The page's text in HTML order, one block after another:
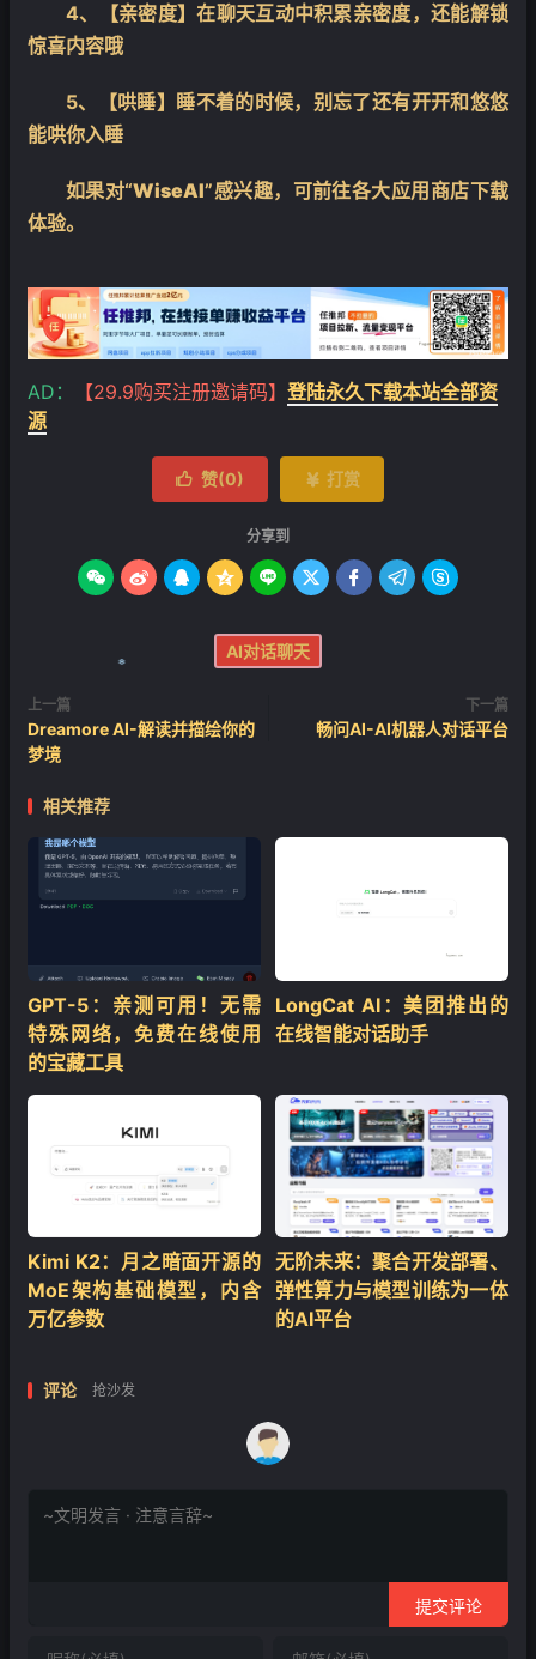
4、【亲密度】在聊天互动中积累亲密度，还能解锁
惊喜内容哦
5、【哄睡】睡不着的时候，别忘了还有开开和悠悠
能哄你入睡
如果对“WiseAI”感兴趣，可前往各大应用商店下载
体验。
AD： 【29.9购买注册邀请码】 登陆永久下载本站全部资
源
 赞(0)  打赏
分享到
        
AI对话聊天
上一篇
Dreamore AI-解读并描绘你的
梦境
下一篇
畅问AI-AI机器人对话平台
相关推荐
GPT-5：亲测可用！无需
特殊网络，免费在线使用
的宝藏工具
LongCat AI：美团推出的
在线智能对话助手
Kimi K2：月之暗面开源的
MoE架构基础模型，内含
万亿参数
无阶未来：聚合开发部署、
弹性算力与模型训练为一体
的AI平台
评论 抢沙发
提交评论